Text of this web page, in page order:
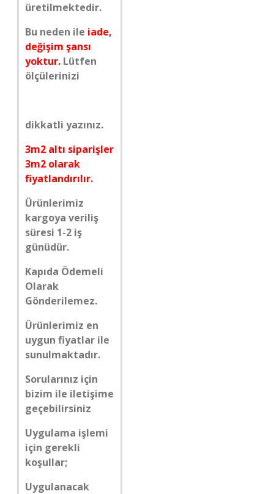
üretilmektedir.
Bu neden ile iade,
değişim şansı
yoktur. Lütfen
ölçülerinizi
dikkatli yazınız.
3m2 altı siparişler
3m2 olarak
fiyatlandırılır.
Ürünlerimiz
kargoya veriliş
süresi 1-2 iş
günüdür.
Kapıda Ödemeli
Olarak
Gönderilemez.
Ürünlerimiz en
uygun fiyatlar ile
sunulmaktadır.
Sorularınız için
bizim ile iletişime
geçebilirsiniz
Uygulama işlemi
için gerekli
koşullar;
Uygulanacak